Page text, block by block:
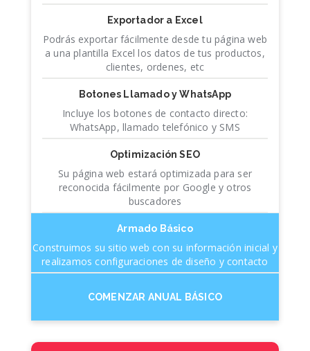
Exportador a Excel
Podrás exportar fácilmente desde tu página web
a una plantilla Excel los datos de tus productos,
clientes, ordenes, etc
Botones Llamado y WhatsApp
Incluye los botones de contacto directo:
WhatsApp, llamado telefónico y SMS
Optimización SEO
Su página web estará optimizada para ser
reconocida fácilmente por Google y otros
buscadores
Armado Básico
Construimos su sitio web con su información inicial y
realizamos configuraciones de diseño y contacto
COMENZAR ANUAL BÁSICO